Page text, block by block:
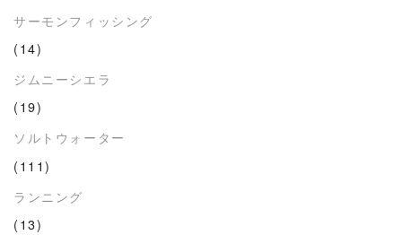
サーモンフィッシング
(14)
ジムニーシエラ
(19)
ソルトウォーター
(111)
ランニング
(13)